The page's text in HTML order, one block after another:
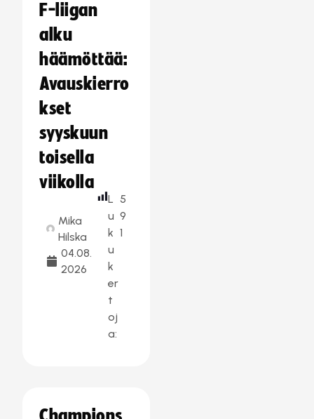
F-liigan
alku
häämöttää:
Avauskierro
kset
syyskuun
toisella
viikolla
Mika
Hilska
04.08.
2026
L
u
k
u
k
er
t
oj
a:
5
9
1